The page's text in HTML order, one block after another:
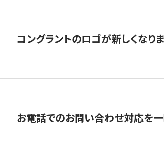
コングラントのロゴが新しくなり
お電話でのお問い合わせ対応を